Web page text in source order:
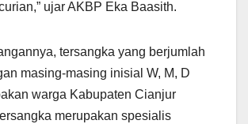
ujar AKBP Eka Baasith.
tersangka yang berjumlah
masing-masing inisial W, M, D
warga Kabupaten Cianjur
merupakan spesialis